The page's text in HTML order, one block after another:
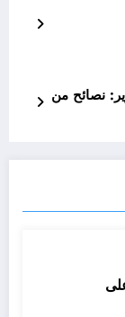
نصائح من
40% على